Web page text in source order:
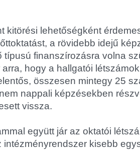
kitörési lehetőségként
a rövidebb idejű
típusú finanszírozásra volna
hogy a hallgatói
összesen mintegy 25
nappali képzésekben
vissza.
együtt jár az oktatói
intézményrendszer kisebb